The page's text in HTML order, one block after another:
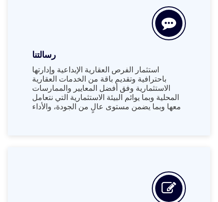
رسالتنا
استثمار الفرص العقارية الإبداعية وإدارتها
باحترافية وتقديم باقة من الخدمات العقارية
الاستثمارية وفق أفضل المعايير والممارسات
المحلية وبما يوائم البيئة الاستثمارية التي نتعامل
معها وبما يضمن مستوى عالٍ من الجودة، والأداء